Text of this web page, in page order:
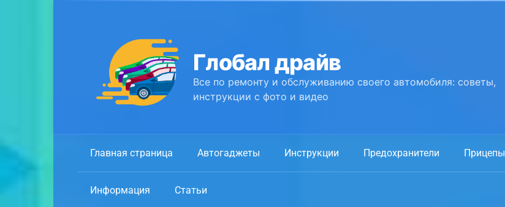
Глобал драйв
Все по ремонту и обслуживанию своего автомобиля: советы,
инструкции с фото и видео
Главная страница Автогаджеты Инструкции Предохранители Прицепы
Информация Статьи